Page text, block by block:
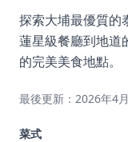
約會好去處
美食佳餚
探索大埔最優質的
蓮星級餐廳到地道
的完美美食地點。
最後更新：2026年4月
菜式